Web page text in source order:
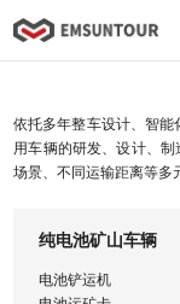
依托多年整车设计、智
用车辆的研发、设计、
场景、不同运输距离等多
纯电池矿山车辆
电池铲运机